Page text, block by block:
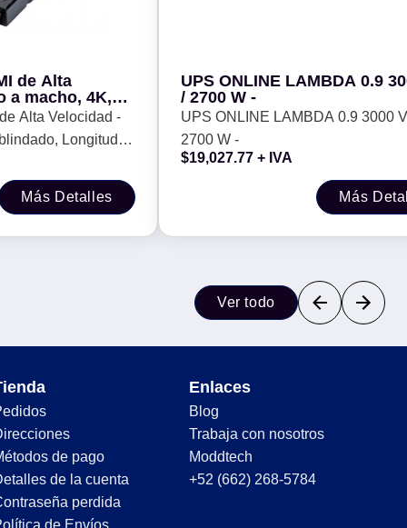
de Alta
a macho, 4K,
1.5m, Color
Alta Velocidad -
Longitud
Más Detalles
UPS ONLINE LAMBDA 0.9
/ 2700 W -
UPS ONLINE LAMBDA 0.9 3000
2700 W -
$19,027.77 + IVA
Más
Ver todo
de pago
de la cuenta
perdida
de Envíos
Enlaces
Blog
Trabaja con nosotros
Moddtech
+52 (662) 268-5784